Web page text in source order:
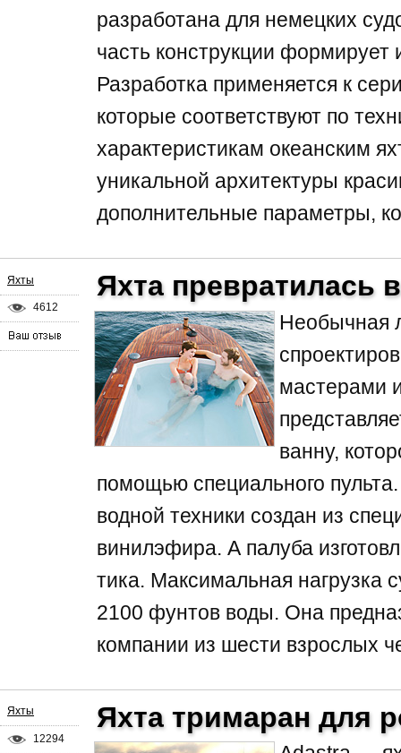
разработана для немецких
часть конструкции
Разработка применяется к
которые соответствуют по
характеристикам океанским
уникальной архитектуры
дополнительные параметры,
Яхты
4612
Яхта превратилась
Необычная
мастерами
ванну,
помощью специального
водной техники создан из
винилэфира. А палуба
тика. Максимальная нагрузка
2100 фунтов воды. Она
компании из шести взрослых
Яхты
12294
Яхта тримаран для